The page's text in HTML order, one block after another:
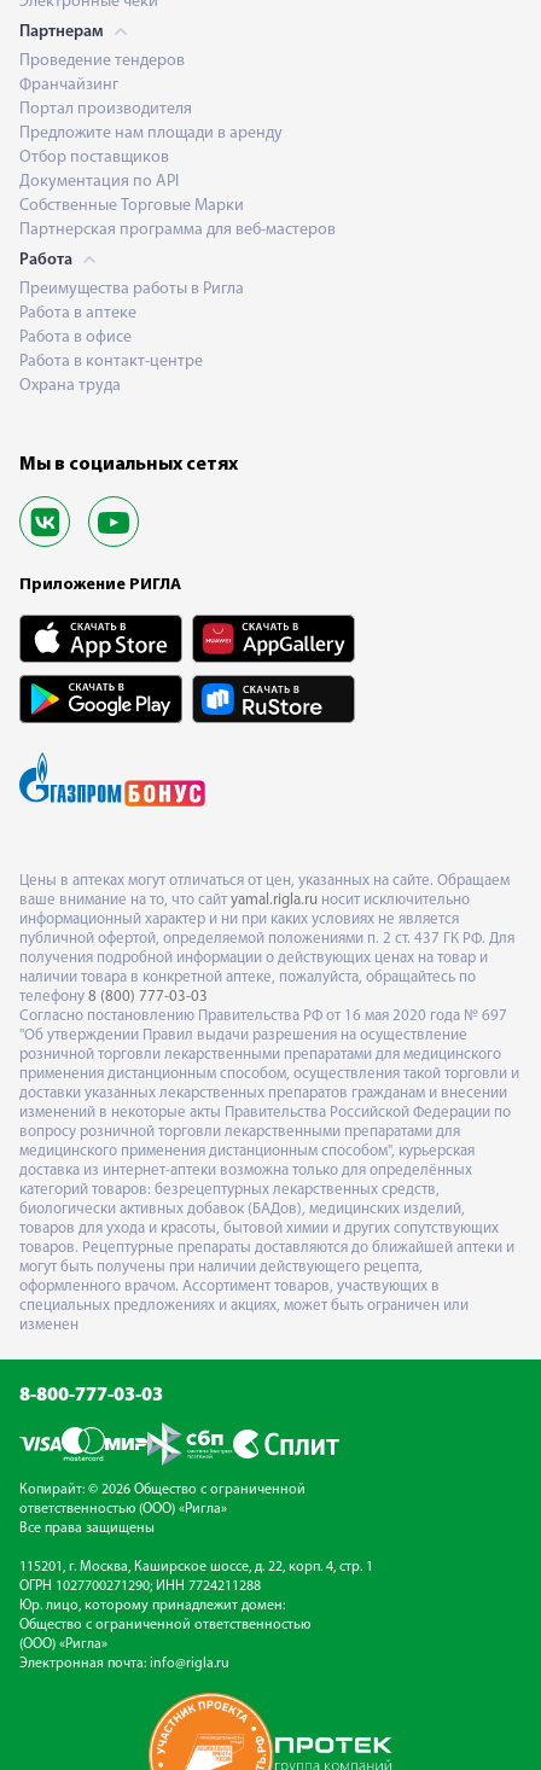
Партнерам
Проведение тендеров
Франчайзинг
Портал производителя
Предложите нам площади в аренду
Отбор поставщиков
Документация по API
Собственные Торговые Марки
Партнерская программа для веб-мастеров
Работа
Преимущества работы в Ригла
Работа в аптеке
Работа в офисе
Работа в контакт-центре
Охрана труда
Мы в социальных сетях
Приложение РИГЛА
Цены в аптеках могут отличаться от цен, указанных на сайте. Обращаем
ваше внимание на то, что сайт yamal.rigla.ru носит исключительно
информационный характер и ни при каких условиях не является
публичной офертой, определяемой положениями п. 2 ст. 437 ГК РФ. Для
получения подробной информации о действующих ценах на товар и
наличии товара в конкретной аптеке, пожалуйста, обращайтесь по
телефону 8 (800) 777-03-03
Согласно постановлению Правительства РФ от 16 мая 2020 года № 697
"Об утверждении Правил выдачи разрешения на осуществление
розничной торговли лекарственными препаратами для медицинского
применения дистанционным способом, осуществления такой торговли и
доставки указанных лекарственных препаратов гражданам и внесении
изменений в некоторые акты Правительства Российской Федерации по
вопросу розничной торговли лекарственными препаратами для
медицинского применения дистанционным способом", курьерская
доставка из интернет-аптеки возможна только для определённых
категорий товаров: безрецептурных лекарственных средств,
биологически активных добавок (БАДов), медицинских изделий,
товаров для ухода и красоты, бытовой химии и других сопутствующих
товаров. Рецептурные препараты доставляются до ближайшей аптеки и
могут быть получены при наличии действующего рецепта,
оформленного врачом. Ассортимент товаров, участвующих в
специальных предложениях и акциях, может быть ограничен или
изменен
8-800-777-03-03
Копирайт: © 2026 Общество с ограниченной
ответственностью (ООО) «Ригла»
Все права защищены
115201, г. Москва, Каширское шоссе, д. 22, корп. 4, стр. 1
ОГРН 1027700271290; ИНН 7724211288
Юр. лицо, которому принадлежит домен:
Общество с ограниченной ответственностью
(ООО) «Ригла»
Электронная почта: info@rigla.ru